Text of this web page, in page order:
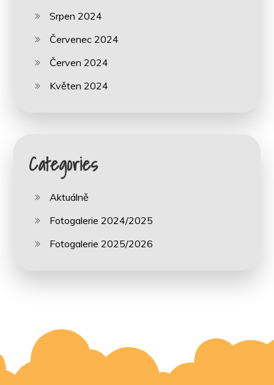
Srpen 2024
Červenec 2024
Červen 2024
Květen 2024
Categories
Aktuálně
Fotogalerie 2024/2025
Fotogalerie 2025/2026